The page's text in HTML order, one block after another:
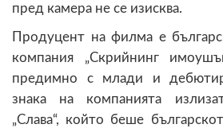
пред камера не се изисква.
Продуцент на филма е
компания „Скрийнинг
предимно с млади и
знака на компанията
„Слава“, който беше